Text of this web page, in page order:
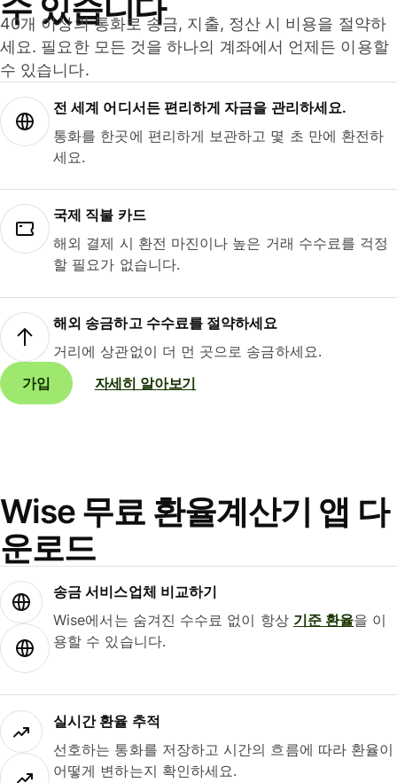
수 있습니다
40개 이상의 통화로 송금, 지출, 정산 시 비용을 절약하
세요. 필요한 모든 것을 하나의 계좌에서 언제든 이용할
수 있습니다.
전 세계 어디서든 편리하게 자금을 관리하세요.
통화를 한곳에 편리하게 보관하고 몇 초 만에 환전하
세요.
국제 직불 카드
해외 결제 시 환전 마진이나 높은 거래 수수료를 걱정
할 필요가 없습니다.
해외 송금하고 수수료를 절약하세요
거리에 상관없이 더 먼 곳으로 송금하세요.
가입
자세히 알아보기
Wise 무료 환율계산기 앱 다
운로드
송금 서비스업체 비교하기
Wise에서는 숨겨진 수수료 없이 항상 기준 환율을 이
용할 수 있습니다.
실시간 환율 추적
선호하는 통화를 저장하고 시간의 흐름에 따라 환율이
어떻게 변하는지 확인하세요.